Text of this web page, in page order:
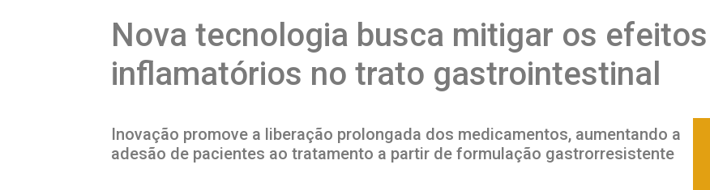
Nova tecnologia busca mitigar os
inflamatórios no trato gastrointestinal
Inovação promove a liberação prolongada dos medicamentos, aumentando a
adesão de pacientes ao tratamento a partir de formulação gastrorresistente